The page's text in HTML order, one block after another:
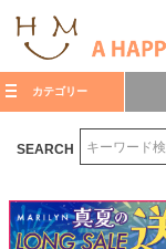
カテゴリー
SEARCH